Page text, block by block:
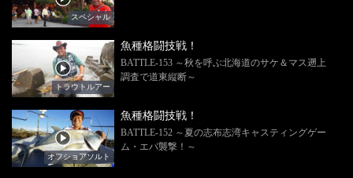
スペシャル
トラウトルアー
魚種格闘技戦！
BATTLE-153 ～秋を呼ぶ北海道のサケ＆マス遡上
調査で道東縦断～
オフショアソルト
魚種格闘技戦！
BATTLE-152 ～夏の志布志湾キャスティングゲー
ム・エバ襲撃！～